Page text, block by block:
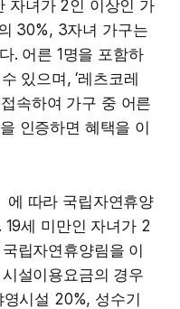
자녀가 2인 이상인 가
30%, 3자녀 가구는
. 어른 1명을 포함하
있으며, ‘레츠코레
접속하여 가구 중 어른
인증하면 혜택을 이
에 따라 국립자연휴양
세 미만인 자녀가 2
립자연휴양림을 이
설이용요금의 경우
시설 20%, 성수기